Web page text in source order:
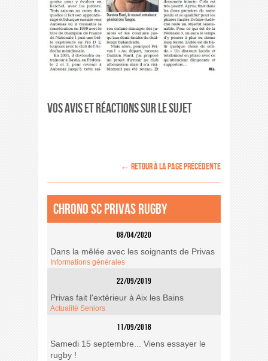
Vos avis et réactions sur le sujet
← retour à la page précédente
Chrono SC Privas Rugby
08/04/2020
Dans la mêlée avec les soignants de Privas
Informations générales
22/09/2019
Privas fait l'extérieur à Aix les Bains
Actualité Seniors
11/09/2018
Samedi 15 septembre... Viens essayer le
rugby !